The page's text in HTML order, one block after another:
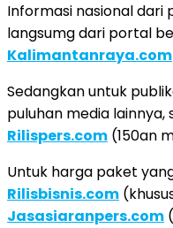
Informasi nasional
langsumg dari portal
Kalimantanraya.com
Sedangkan untuk
puluhan media lainnya,
Rilispers.com (150an
Untuk harga paket
Rilisbisnis.com
Jasasiaranpers.com